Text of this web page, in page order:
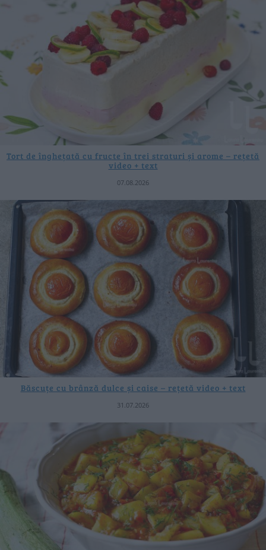
Tort de înghețată cu fructe în trei straturi și arome – rețetă
video + text
07.08.2026
Băscuțe cu brânză dulce și caise – rețetă video + text
31.07.2026